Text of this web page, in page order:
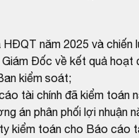
năm 2025 và chiến
Đốc về kết quả hoạt
kiểm soát;
tài chính đã kiểm toán
án phân phối lợi nhuận
kiểm toán cho Báo cáo